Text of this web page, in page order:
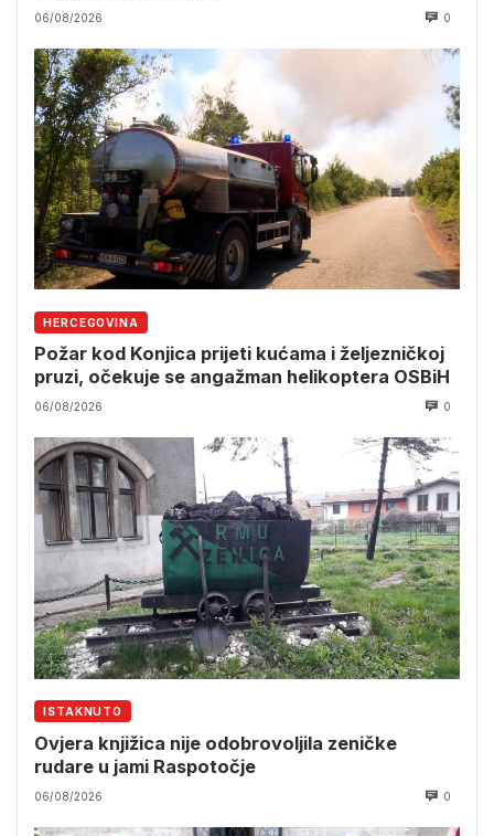
06/08/2026 0
HERCEGOVINA
Požar kod Konjica prijeti kućama i željezničkoj
pruzi, očekuje se angažman helikoptera OSBiH
06/08/2026 0
ISTAKNUTO
Ovjera knjižica nije odobrovoljila zeničke
rudare u jami Raspotočje
06/08/2026 0